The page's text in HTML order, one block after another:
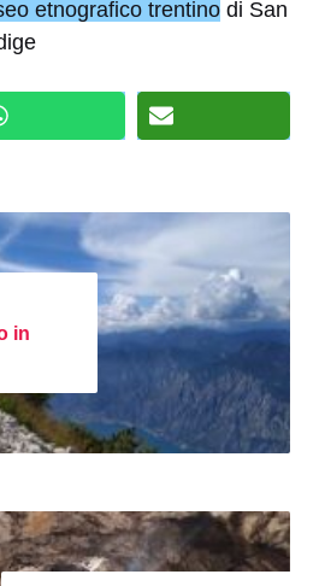
etnografico trentino di San
in